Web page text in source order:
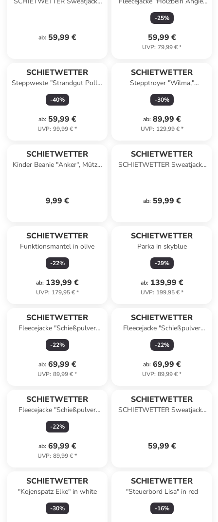
ab: 59,99 €
in zen blue
-25%
59,99 €
UVP: 79,99 €*
SCHIETWETTER
Steppweste "Strandgut Polly"
in zenblue
-40%
ab: 59,99 €
UVP: 99,99 €*
SCHIETWETTER
Stepptroyer "Wilma,"
Steppweste in lime
-30%
ab: 89,99 €
UVP: 129,99 €*
SCHIETWETTER
Kinder Beanie "Anker", Mütze,
9,99 €
SCHIETWETTER
SCHIETWETTER Sweatjacke
ab: 59,99 €
SCHIETWETTER
Funktionsmantel in olive
-22%
ab: 139,99 €
UVP: 179,95 €*
SCHIETWETTER
Parka in skyblue
-29%
ab: 139,99 €
UVP: 199,95 €*
SCHIETWETTER
Fleecejacke "Schießpulver
Mandy" in anthra melange
-22%
ab: 69,99 €
UVP: 89,99 €*
SCHIETWETTER
Fleecejacke "Schießpulver
Mandy" in fuchsia melange
-22%
ab: 69,99 €
UVP: 89,99 €*
SCHIETWETTER
Fleecejacke "Schießpulver
Mandy" in türkis melange
-22%
ab: 69,99 €
UVP: 89,99 €*
SCHIETWETTER
SCHIETWETTER Sweatjacke
59,99 €
SCHIETWETTER
"Kojenspatz Elke" in white
-30%
SCHIETWETTER
"Steuerbord Lisa" in red
-16%